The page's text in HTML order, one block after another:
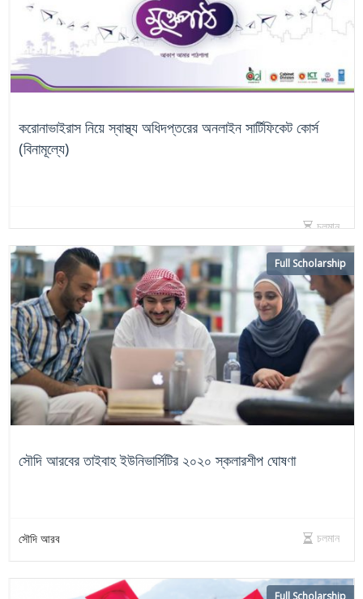
করোনাভাইরাস নিয়ে স্বাস্থ্য অধিদপ্তরের অনলাইন সার্টিফিকেট কোর্স
(বিনামূল্যে)
চলমান
সৌদি আরবের তাইবাহ ইউনিভার্সিটির ২০২০ স্কলারশীপ ঘোষণা
Full Scholarship
সৌদি আরব চলমান
Full Scholarship